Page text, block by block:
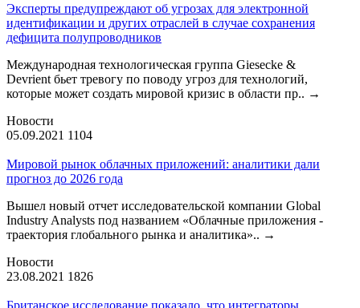
Эксперты предупреждают об угрозах для электронной
идентификации и других отраслей в случае сохранения
дефицита полупроводников
Международная технологическая группа Giesecke &
Devrient бьет тревогу по поводу угроз для технологий,
которые может создать мировой кризис в области пр.. →
Новости
05.09.2021 1104
Мировой рынок облачных приложений: аналитики дали
прогноз до 2026 года
Вышел новый отчет исследовательской компании Global
Industry Analysts под названием «Облачные приложения -
траектория глобального рынка и аналитика».. →
Новости
23.08.2021 1826
Британское исследование показало, что интеграторы